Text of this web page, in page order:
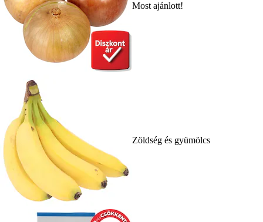
Most ajánlott!
Zöldség és gyümölcs